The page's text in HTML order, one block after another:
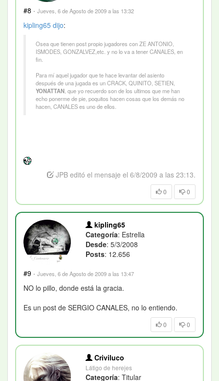
#8 · Jueves, 6 de Agosto de 2009 a las 13:32
kipling65 dijo:
Osea que tienen post propio jugadores con ZE ANTONIO,
ISMODES, GONZALVEZ,etc. y no lo va a tener CANALES, en
fin.
Para mí aquel jugador que te hace levantar del asiento
después de una jugada es un CRACK, QUINITO, SETIEN,
YONATTAN, que yo recuerdo son de los ultimos que me han
echo ponerme de pie, poquitos hacen cosas que los demás no
hacen, CANALES es uno de ellos.
JPB editó el mensaje el 6/8/2009 a las 23:13.
0 0
kipling65
Categoría: Estrella
Desde: 5/3/2008
Posts: 12.656
#9 · Jueves, 6 de Agosto de 2009 a las 13:47
NO lo pillo, donde está la gracia.
Es un post de SERGIO CANALES, no lo entiendo.
0 0
Criviluco
Látigo de herejes
Categoría: Titular